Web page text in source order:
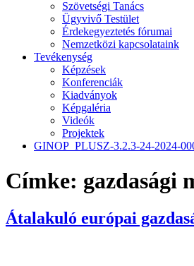
Szövetségi Tanács
Ügyvivő Testület
Érdekegyeztetés fórumai
Nemzetközi kapcsolataink
Tevékenység
Képzések
Konferenciák
Kiadványok
Képgaléria
Videók
Projektek
GINOP_PLUSZ-3.2.3-24-2024-
Címke: gazdasági
Átalakuló európai